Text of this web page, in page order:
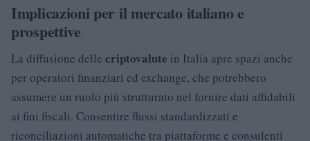
Implicazioni per il mercato italiano e
prospettive
La diffusione delle criptovalute in Italia apre spazi anche
per operatori finanziari ed exchange, che potrebbero
assumere un ruolo più strutturato nel fornire dati affidabili
ai fini fiscali. Consentire flussi standardizzati e
riconciliazioni automatiche tra piattaforme e consulenti